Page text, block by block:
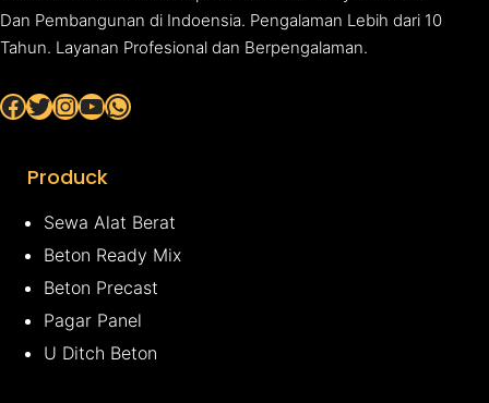
Dan Pembangunan di Indoensia. Pengalaman Lebih dari 10
Tahun. Layanan Profesional dan Berpengalaman.
Facebook Twitter InstagramYouTube WhatsApp
Produck
Sewa Alat Berat
Beton Ready Mix
Beton Precast
Pagar Panel
U Ditch Beton